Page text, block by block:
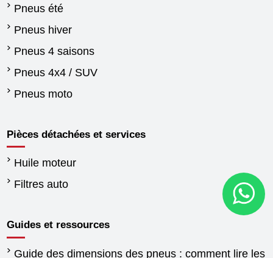
Pneus été
Pneus hiver
Pneus 4 saisons
Pneus 4x4 / SUV
Pneus moto
Pièces détachées et services
Huile moteur
Filtres auto
Guides et ressources
Guide des dimensions des pneus : comment lire les